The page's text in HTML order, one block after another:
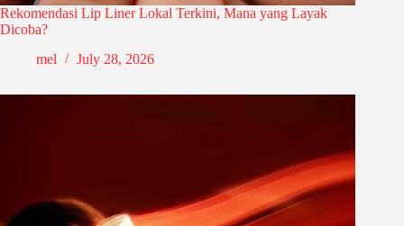
Rekomendasi Lip Liner Lokal Terkini, Mana yang Layak
Dicoba?
mel
July 28, 2026